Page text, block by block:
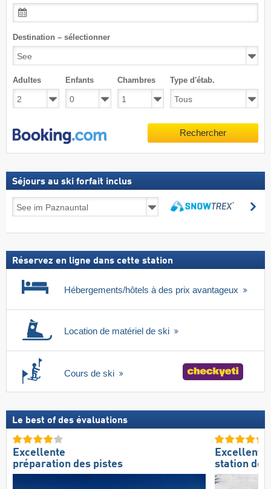
Destination – sélectionner
Adultes Enfants Chambres Type d'étab.
Rechercher
Séjours au ski forfait inclus
au
forfait
Réservez en ligne dans cette station
Hébergements/hôtels à des prix avantageux
Location de matériel de ski
Cours de ski
Le best of des évaluations
Excellente
préparation des pistes
Excellente
station de